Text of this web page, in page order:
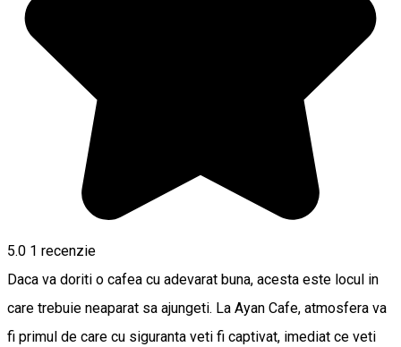
5.0 1 recenzie
Daca va doriti o cafea cu adevarat buna, acesta este locul in
care trebuie neaparat sa ajungeti. La Ayan Cafe, atmosfera va
fi primul de care cu siguranta veti fi captivat, imediat ce veti